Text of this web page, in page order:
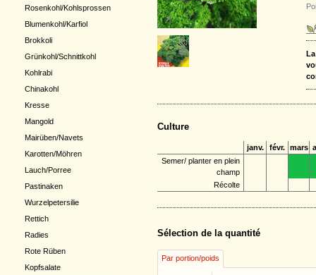
Rosenkohl/Kohlsprossen
Blumenkohl/Karfiol
Brokkoli
Grünkohl/Schnittkohl
Kohlrabi
Chinakohl
Kresse
Mangold
Mairüben/Navets
Karotten/Möhren
Lauch/Porree
Pastinaken
Wurzelpetersilie
Rettich
Radies
Rote Rüben
Kopfsalate
Culture
janv. févr. mars
Semer/ planter en plein
champ
Récolte
Sélection de la quantité
Par portion/poids